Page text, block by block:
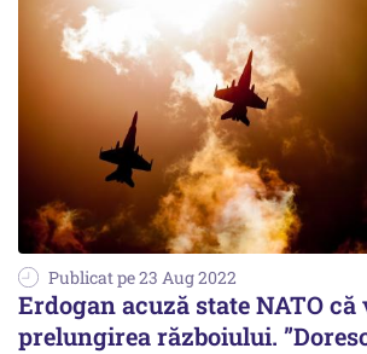
Publicat pe 23 Aug 2022
Erdogan acuză state NATO că
prelungirea războiului.